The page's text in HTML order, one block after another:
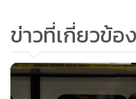
ข่าวที่เกี่ยวข้อง